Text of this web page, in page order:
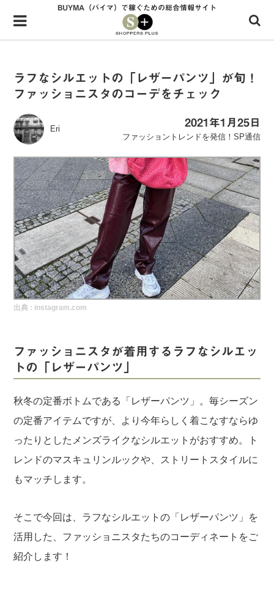
Menu
HOME
34歳独身OLバイマ実践記
無在庫で自由気ままに稼ぐ！バイマ実践記
BUYMAで人気のブランド
BUYMAの売れ筋商品
バイマの疑問に現役パーソナルショッパーが答えてみた
バイマ活動の疑問に売れっ子現役バイヤーが答えてみた
実録！海外ショップで買ってみた！
海外SHOP LIST
BUYMA（バイマ）で稼ぐための総合情報サイト
ラフなシルエットの「レザーパンツ」が旬！
ファッショニスタのコーデをチェック
Eri
2021年1月25日
ファッショントレンドを発信！SP通信
出典 : instagram.com
ファッショニスタが着用するラフなシルエッ
トの「レザーパンツ」
秋冬の定番ボトムである「レザーパンツ」。毎シーズン
の定番アイテムですが、より今年らしく着こなすならゆ
ったりとしたメンズライクなシルエットがおすすめ。ト
レンドのマスキュリンルックや、ストリートスタイルに
もマッチします。
そこで今回は、ラフなシルエットの「レザーパンツ」を
活用した、ファッショニスタたちのコーディネートをご
紹介します！